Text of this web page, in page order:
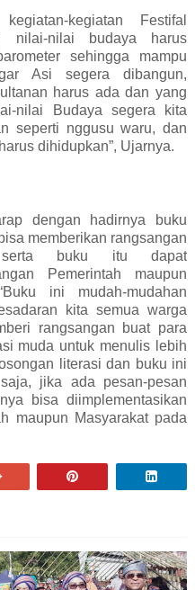
kegiatan Festifal
nilai-nilai budaya harus
sehingga mampu
Asi segera dibangun,
harus ada dan yang
nilai Budaya segera kita
seperti nggusu waru, dan
dihidupkan”, Ujarnya.
dengan hadirnya buku
memberikan rangsangan
buku itu dapat
Pemerintah maupun
ini mudah-mudahan
kita semua warga
rangsangan buat para
muda untuk menulis lebih
literasi dan buku ini
jika ada pesan-pesan
bisa diimplementasikan
maupun Masyarakat pada